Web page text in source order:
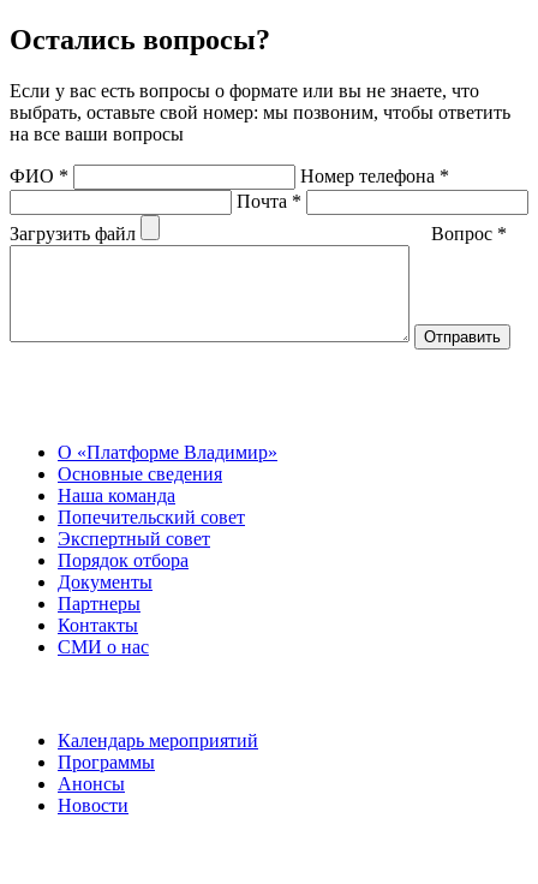
Остались вопросы?
Если у вас есть вопросы о формате или вы не знаете, что
выбрать, оставьте свой номер: мы позвоним, чтобы ответить
на все ваши вопросы
ФИО * Номер телефона *
Почта *
Загрузить файл
Вопрос *
О «Платформе Владимир»
Основные сведения
Наша команда
Попечительский совет
Экспертный совет
Порядок отбора
Документы
Партнеры
Контакты
СМИ о нас
Календарь мероприятий
Программы
Анонсы
Новости